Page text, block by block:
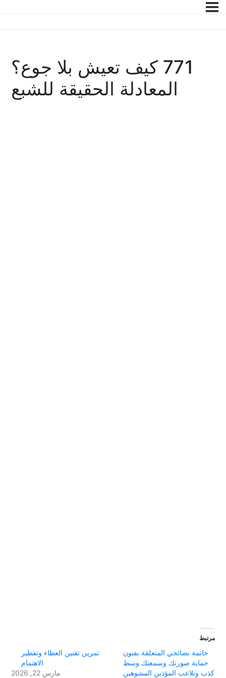
771 كيف تعيش بلا جوع؟
المعادلة الحقيقة للشبع
مرتبط
خاتمة نصائحي المتعلقة بفنون
حماية صورتك وسمعتك وسط
كذب وتلاعب المؤذين المشوهين
تمرين تقنين العطاء وتقطير
الاهتمام
مارس 22, 2026